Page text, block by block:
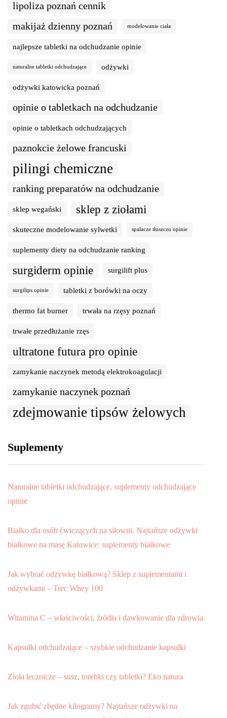
lipoliza poznań cennik
makijaż dzienny poznań
modelowanie ciała
najlepsze tabletki na odchudzanie opinie
naturalne tabletki odchudzające odżywki
odżywki katowicka poznań
opinie o tabletkach na odchudzanie
opinie o tabletkach odchudzających
paznokcie żelowe francuski
pilingi chemiczne
ranking preparatów na odchudzanie
sklep wegański sklep z ziołami
skuteczne modelowanie sylwetki spalacze tłuszczu opinie
suplementy diety na odchudzanie ranking
surgiderm opinie surgilift plus
surgilips opinie tabletki z borówki na oczy
thermo fat burner trwała na rzęsy poznań
trwałe przedłużanie rzęs
ultratone futura pro opinie
zamykanie naczynek metodą elektrokoagulacji
zamykanie naczynek poznań
zdejmowanie tipsów żelowych
Suplementy
Naturalne tabletki odchudzające, suplementy odchudzające
opinie
Białko dla osób ćwiczących na siłowni. Najtańsze odżywki
białkowe na masę Katowice: suplementy białkowe
Jak wybrać odżywkę białkową? Sklep z suplementami i
odżywkami – Trec Whey 100
Witamina C – właściwości, źródła i dawkowanie dla zdrowia
Kapsułki odchudzające – szybkie odchudzanie kapsułki
Zioła lecznicze – susz, torebki czy tabletki? Eko natura
Jak zgubić zbędne kilogramy? Najtańsze odżywki na